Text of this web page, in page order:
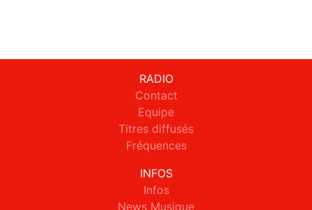
RADIO
Contact
Equipe
Titres diffusés
Fréquences
INFOS
Infos
News Musique